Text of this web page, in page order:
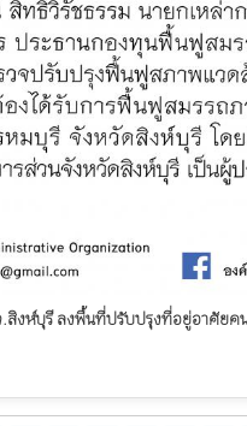
สิงห์บุรี ลงพื้นที่ปรับปรุงที่อยู่อาศัยค